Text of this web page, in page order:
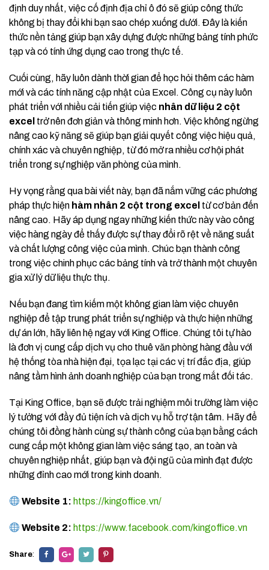
định duy nhất, việc cố định địa chỉ ô đó sẽ giúp công thức
không bị thay đổi khi bạn sao chép xuống dưới. Đây là kiến
thức nền tảng giúp bạn xây dựng được những bảng tính phức
tạp và có tính ứng dụng cao trong thực tế.
Cuối cùng, hãy luôn dành thời gian để học hỏi thêm các hàm
mới và các tính năng cập nhật của Excel. Công cụ này luôn
phát triển với nhiều cải tiến giúp việc nhân dữ liệu 2 cột
excel trở nên đơn giản và thông minh hơn. Việc không ngừng
nâng cao kỹ năng sẽ giúp bạn giải quyết công việc hiệu quả,
chính xác và chuyên nghiệp, từ đó mở ra nhiều cơ hội phát
triển trong sự nghiệp văn phòng của mình.
Hy vọng rằng qua bài viết này, bạn đã nắm vững các phương
pháp thực hiện hàm nhân 2 cột trong excel từ cơ bản đến
nâng cao. Hãy áp dụng ngay những kiến thức này vào công
việc hàng ngày để thấy được sự thay đổi rõ rệt về năng suất
và chất lượng công việc của mình. Chúc bạn thành công
trong việc chinh phục các bảng tính và trở thành một chuyên
gia xử lý dữ liệu thực thụ.
Nếu bạn đang tìm kiếm một không gian làm việc chuyên
nghiệp để tập trung phát triển sự nghiệp và thực hiện những
dự án lớn, hãy liên hệ ngay với King Office. Chúng tôi tự hào
là đơn vị cung cấp dịch vụ cho thuê văn phòng hàng đầu với
hệ thống tòa nhà hiện đại, tọa lạc tại các vị trí đắc địa, giúp
nâng tầm hình ảnh doanh nghiệp của bạn trong mắt đối tác.
Tại King Office, bạn sẽ được trải nghiệm môi trường làm việc
lý tưởng với đầy đủ tiện ích và dịch vụ hỗ trợ tận tâm. Hãy để
chúng tôi đồng hành cùng sự thành công của bạn bằng cách
cung cấp một không gian làm việc sáng tạo, an toàn và
chuyên nghiệp nhất, giúp bạn và đội ngũ của mình đạt được
những đỉnh cao mới trong kinh doanh.
Website 1: https://kingoffice.vn/
Website 2: https://www.facebook.com/kingoffice.vn
Share: